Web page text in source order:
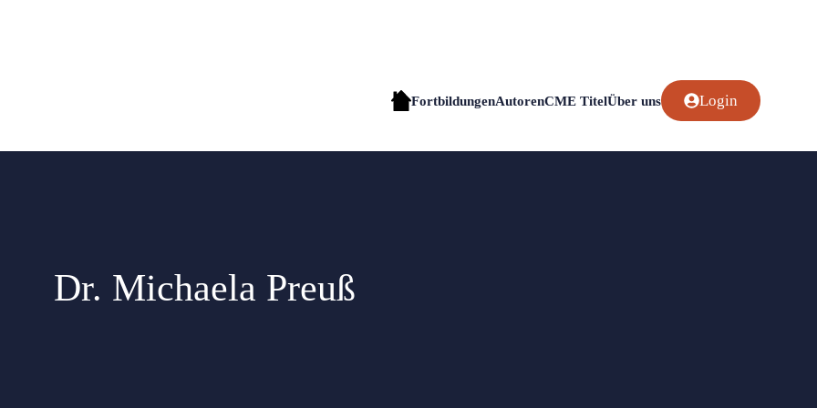
FortbildungenAutorenCME TitelÜber uns Login
Dr. Michaela Preuß